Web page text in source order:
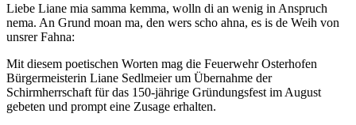
Liebe Liane mia samma kemma, wolln di an wenig in Anspruch
nema. An Grund moan ma, den wers scho ahna, es is de Weih von
unsrer Fahna:
Mit diesem poetischen Worten mag die Feuerwehr Osterhofen
Bürgermeisterin Liane Sedlmeier um Übernahme der
Schirmherrschaft für das 150-jährige Gründungsfest im August
gebeten und prompt eine Zusage erhalten.